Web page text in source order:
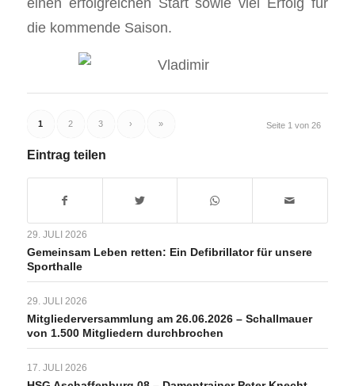
die kommende Saison.
Seite 1 von 26
1 2 3 › »
Eintrag teilen
29. JULI 2026
Gemeinsam Leben retten: Ein Defibrillator für unsere
Sporthalle
29. JULI 2026
Mitgliederversammlung am 26.06.2026 – Schallmauer
von 1.500 Mitgliedern durchbrochen
17. JULI 2026